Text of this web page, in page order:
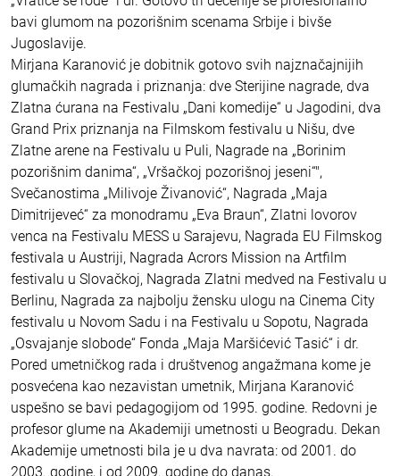
bavi glumom na pozorišnim scenama Srbije i bivše
Jugoslavije.
Mirjana Karanović je dobitnik gotovo svih najznačajnijih
glumačkih nagrada i priznanja: dve Sterijine nagrade, dva
Zlatna ćurana na Festivalu „Dani komedije“ u Jagodini, dva
Grand Prix priznanja na Filmskom festivalu u Nišu, dve
Zlatne arene na Festivalu u Puli, Nagrade na „Borinim
pozorišnim danima“, „Vršačkoj pozorišnoj jeseni“",
Svečanostima „Milivoje Živanović“, Nagrada „Maja
Dimitrijeveć“ za monodramu „Eva Braun“, Zlatni lovorov
venca na Festivalu MESS u Sarajevu, Nagrada EU Filmskog
festivala u Austriji, Nagrada Acrors Mission na Artfilm
festivalu u Slovačkoj, Nagrada Zlatni medved na Festivalu u
Berlinu, Nagrada za najbolju žensku ulogu na Cinema City
festivalu u Novom Sadu i na Festivalu u Sopotu, Nagrada
„Osvajanje slobode“ Fonda „Maja Maršićević Tasić“ i dr.
Pored umetničkog rada i društvenog angažmana kome je
posvećena kao nezavistan umetnik, Mirjana Karanović
uspešno se bavi pedagogijom od 1995. godine. Redovni je
profesor glume na Akademiji umetnosti u Beogradu. Dekan
Akademije umetnosti bila je u dva navrata: od 2001. do
2003. godine, i od 2009. godine do danas.